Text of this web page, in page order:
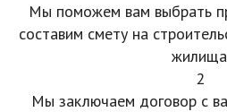
Мы поможем вам выбрать
составим смету на
2
Мы заключаем договор с